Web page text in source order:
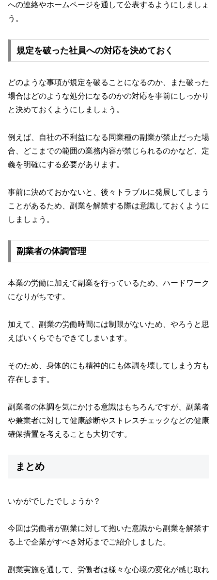
への連絡やホームページを通して公表するようにしましょ
う。
規定を破った社員への対応を決めておく
どのような事項が規定を破ることになるのか、また破った
場合はどのような処分になるのかの対応を事前にしっかり
と決めておくようにしましょう。
例えば、自社の不利益になる同業種の副業が禁止だった場
合、どこまでの範囲の業務内容が禁じられるのかなど、定
義を明確にする必要があります。
事前に決めておかないと、後々トラブルに発展してしまう
ことがあるため、副業を解禁する際は意識しておくように
しましょう。
副業者の体調管理
本業の労働に加えて副業を行っているため、ハードワーク
になりがちです。
加えて、副業の労働時間には制限がないため、やろうと思
えばいくらでもできてしまいます。
そのため、身体的にも精神的にも体調を壊してしまう方も
存在します。
副業者の体調を気にかける意識はもちろんですが、副業者
や兼業者に対して健康診断やストレスチェックなどの健康
確保措置を考えることも大切です。
まとめ
いかがでしたでしょうか？
今回は労働者が副業に対して抱いた意識から副業を解禁す
る上で企業がすべき対応までご紹介しました。
副業実施を通して、労働者は様々な心境の変化が感じ取れ